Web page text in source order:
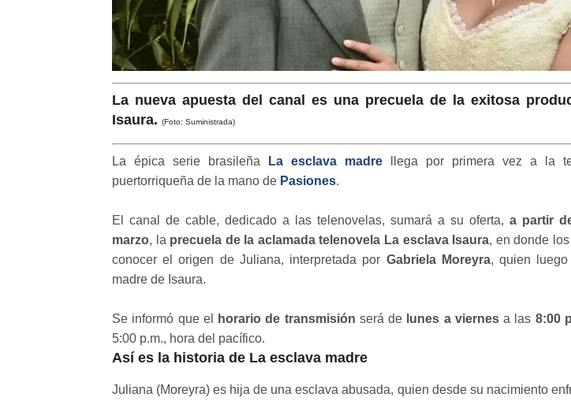
La nueva apuesta del canal es una precuela de la exitosa
Isaura. (Foto: Suministrada)
La épica serie brasileña La esclava madre llega por primera vez a la
puertorriqueña de la mano de Pasiones.
El canal de cable, dedicado a las telenovelas, sumará a su oferta, a partir
marzo, la precuela de la aclamada telenovela La esclava Isaura, en donde
conocer el origen de Juliana, interpretada por Gabriela Moreyra, quien
madre de Isaura.
Se informó que el horario de transmisión será de lunes a viernesa las 8:00
5:00 p.m., hora del pacífico.
Así es la historia de La esclava madre
Juliana (Moreyra) es hija de una esclava abusada, quien desde su nacimiento